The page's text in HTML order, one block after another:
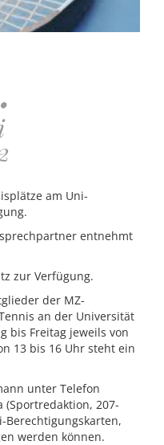
am Uni-
entnehmt
zur Verfügung.
der MZ-
an der Universität
bis Freitag jeweils von
13 bis 16 Uhr steht ein
unter Telefon
(Sportredaktion, 207-
Berechtigungskarten,
werden können.